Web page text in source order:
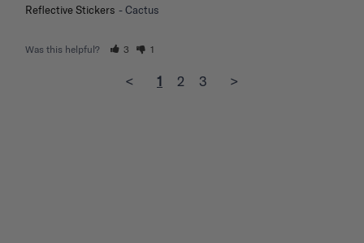
Reflective Stickers Cactus
Was this helpful? 3 1
< 1 2 3 >